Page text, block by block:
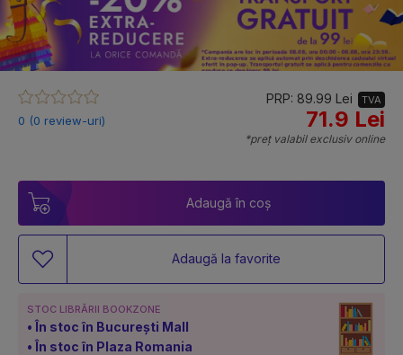
0 (0 review-uri)
PRP: 89.99 Lei TVA
71.9 Lei
*preț valabil exclusiv online
Adaugă în coș
Adaugă la favorite
STOC LIBRĂRII BOOKZONE
În stoc în București Mall
În stoc în Plaza Romania